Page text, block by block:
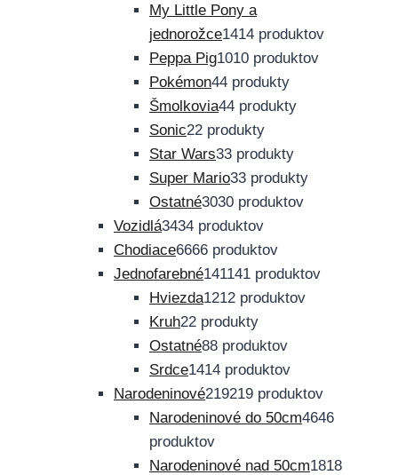
My Little Pony a
jednorožce1414 produktov
Peppa Pig1010 produktov
Pokémon44 produkty
Šmolkovia44 produkty
Sonic22 produkty
Star Wars33 produkty
Super Mario33 produkty
Ostatné3030 produktov
Vozidlá3434 produktov
Chodiace6666 produktov
Jednofarebné141141 produktov
Hviezda1212 produktov
Kruh22 produkty
Ostatné88 produktov
Srdce1414 produktov
Narodeninové219219 produktov
Narodeninové do 50cm4646
produktov
Narodeninové nad 50cm1818